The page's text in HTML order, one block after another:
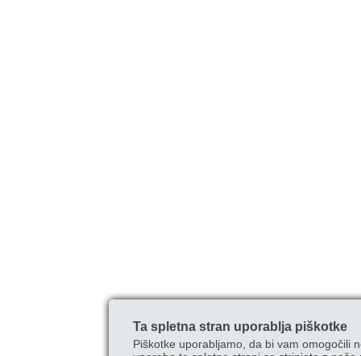
Ta spletna stran uporablja piškotke
Piškotke uporabljamo, da bi vam omogočili